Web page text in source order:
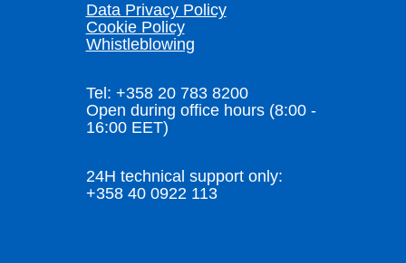
Data Privacy Policy
Cookie Policy
Whistleblowing
Tel: +358 20 783 8200
Open during office hours (8:00 -
16:00 EET)
24H technical support only:
+358 40 0922 113